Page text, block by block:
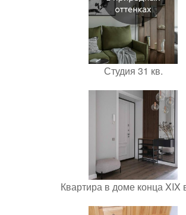
Студия 31 кв.
Квартира в доме конца XIX